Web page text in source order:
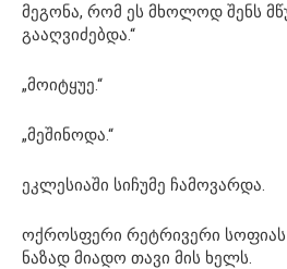
მეგონა, რომ ეს მხოლოდ შენს
გააღვიძებდა.“
„მოიტყუე.“
„მეშინოდა.“
ეკლესიაში სიჩუმე ჩამოვარდა.
ოქროსფერი რეტრივერი
ნაზად მიადო თავი მის ხელს.